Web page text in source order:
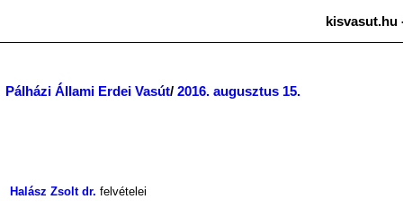
kisvasut.hu
Pálházi Állami Erdei Vasút/ 2016. augusztus 15.
Halász Zsolt dr. felvételei